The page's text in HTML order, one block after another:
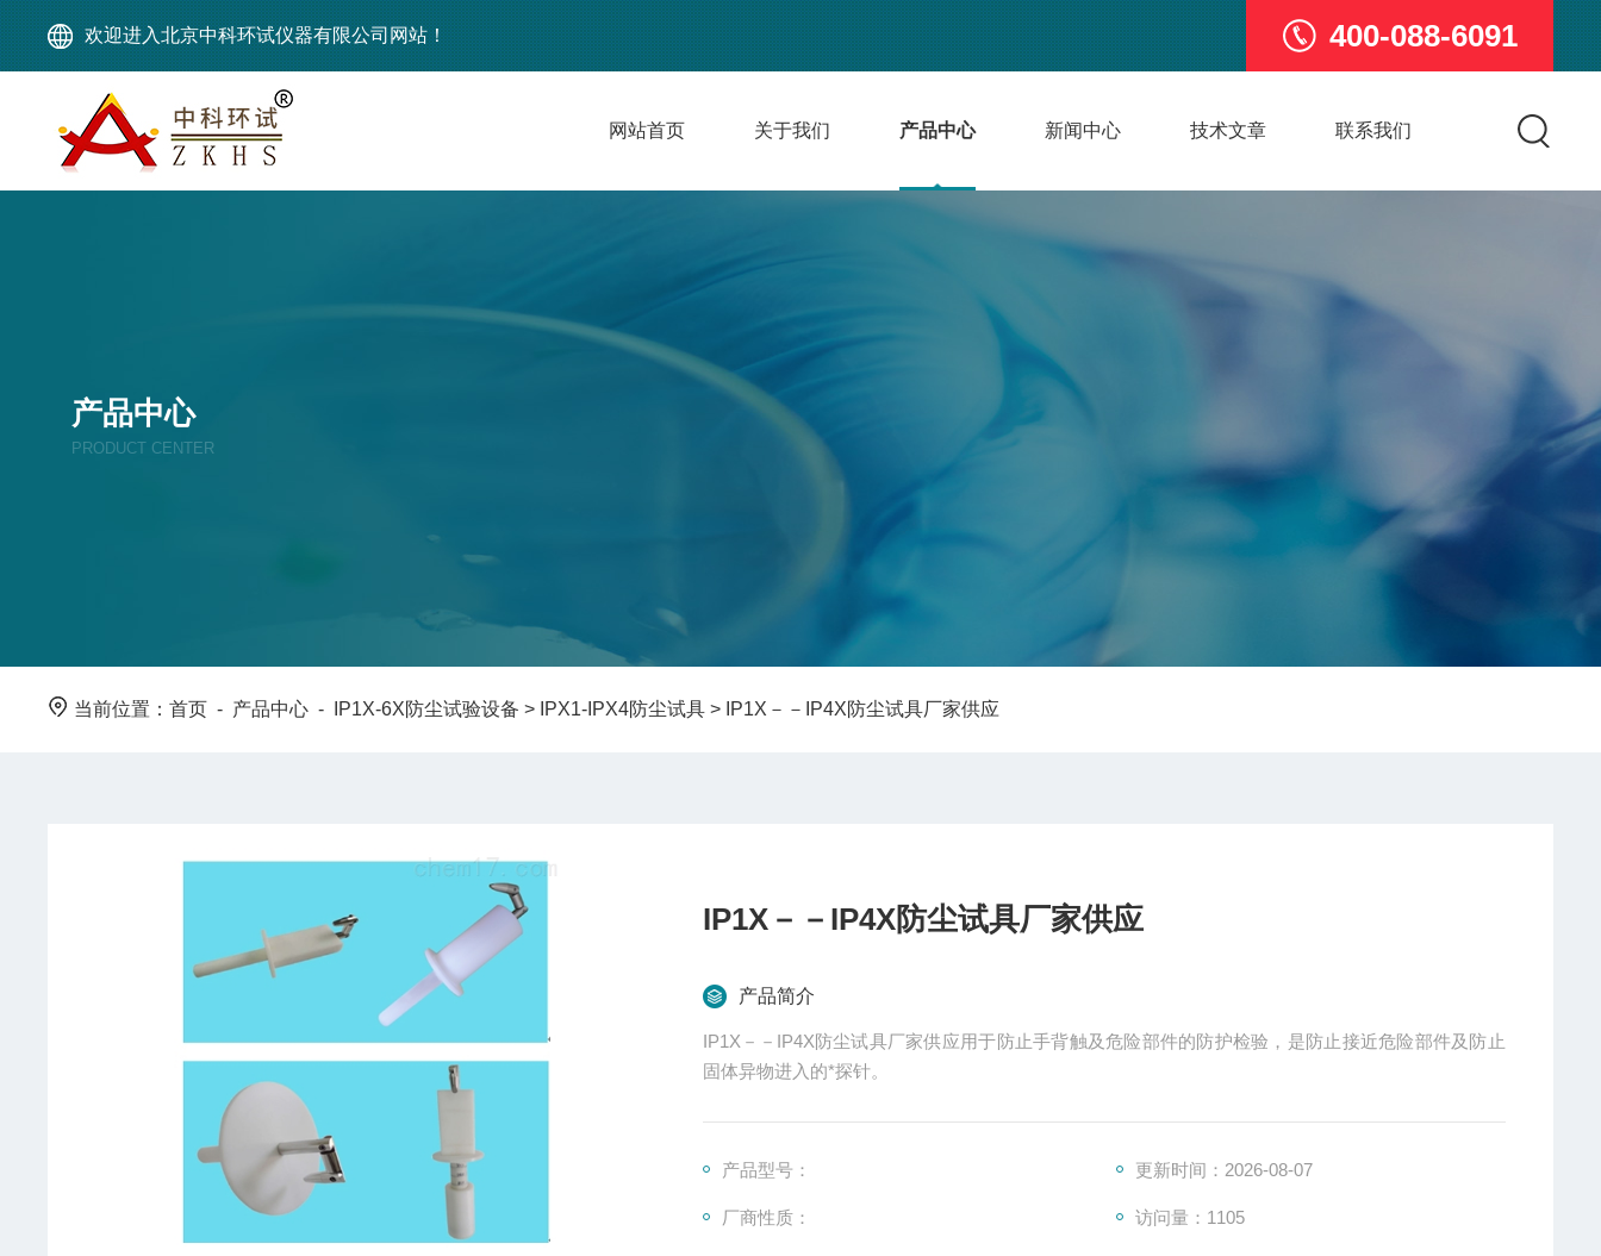
欢迎进入北京中科环试仪器有限公司网站！ 400-088-6091
网站首页 关于我们 产品中心 新闻中心 技术文章 联系我们
产品中心
PRODUCT CENTER
当前位置：首页 - 产品中心 - IP1X-6X防尘试验设备 > IPX1-IPX4防尘试具 > IP1X－－IP4X防尘试具厂家供应
IP1X－－IP4X防尘试具厂家供应
产品简介
IP1X－－IP4X防尘试具厂家供应用于防止手背触及危险部件的防护检验，是防止接近危险部件及防止
固体异物进入的*探针。
产品型号： 更新时间：2026-08-07
厂商性质： 访问量：1105